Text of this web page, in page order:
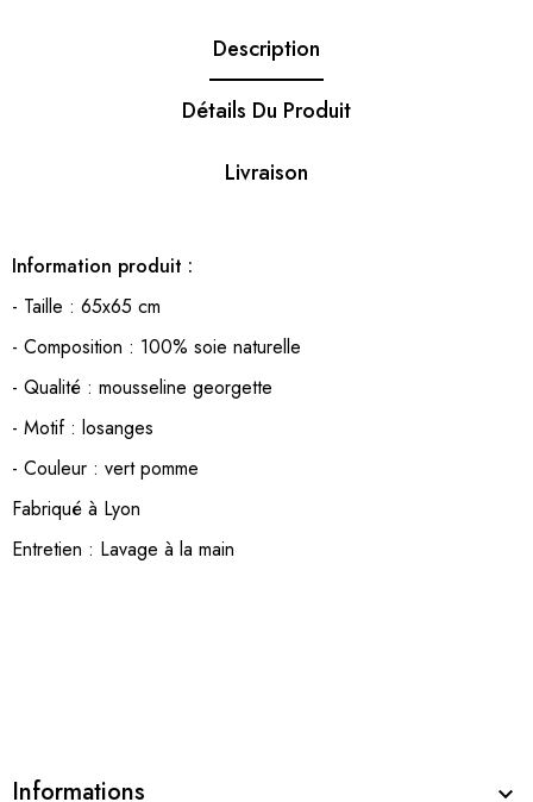
Description
Détails Du Produit
Livraison
Information produit :
- Taille : 65x65 cm
- Composition : 100% soie naturelle
- Qualité : mousseline georgette
- Motif : losanges
- Couleur : vert pomme
Fabriqué à Lyon
Entretien : Lavage à la main
Informations 